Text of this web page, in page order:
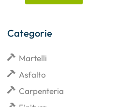
Categorie
Martelli
Asfalto
Carpenteria